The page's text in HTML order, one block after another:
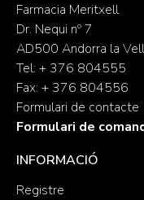
Farmacia Meritxell
Dr. Nequi nº 7
AD500 Andorra la
Tel: + 376 804555
Fax: + 376 804556
Formulari de contacte
Formulari de
INFORMACIÓ
Registre